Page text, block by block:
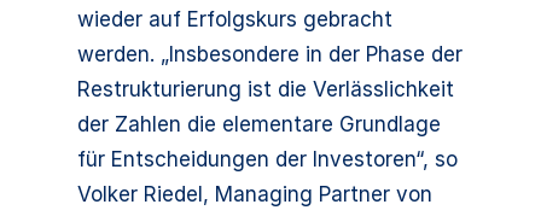
wieder auf Erfolgskurs gebracht
werden. „Insbesondere in der Phase der
Restrukturierung ist die Verlässlichkeit
der Zahlen die elementare Grundlage
für Entscheidungen der Investoren“, so
Volker Riedel, Managing Partner von